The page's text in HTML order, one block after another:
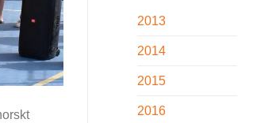
2013
2014
2015
2016